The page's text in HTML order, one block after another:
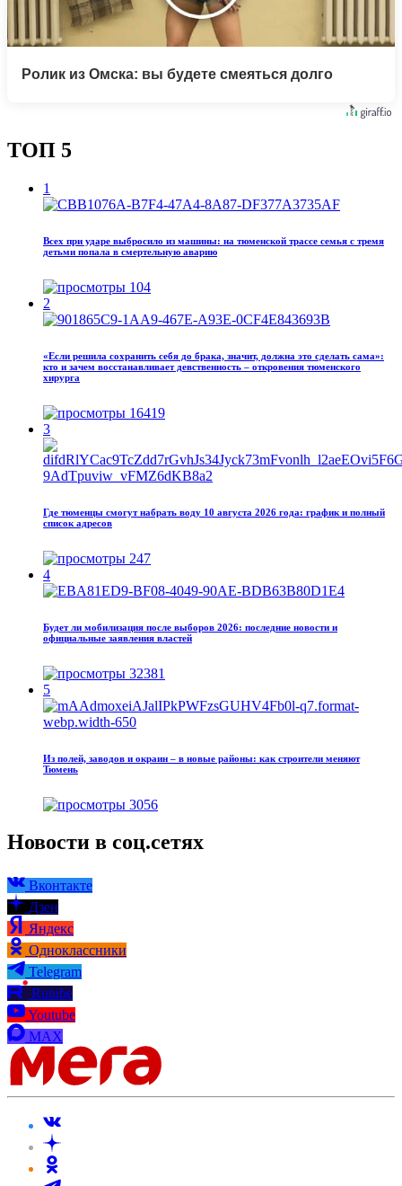
Ролик из Омска: вы будете смеяться долго
ТОП 5
1
Всех при ударе выбросило из машины: на тюменской трассе семья с тремя
детьми попала в смертельную аварию
104
2
«Если решила сохранить себя до брака, значит, должна это сделать сама»:
кто и зачем восстанавливает девственность – откровения тюменского
хирурга
16419
3
Где тюменцы смогут набрать воду 10 августа 2026 года: график и полный
список адресов
247
4
Будет ли мобилизация после выборов 2026: последние новости и
официальные заявления властей
32381
5
Из полей, заводов и окраин – в новые районы: как строители меняют
Тюмень
3056
Новости в соц.сетях
Вконтакте
Дзен
Яндекс
Одноклассники
Telegram
Rutube
Youtube
MAX